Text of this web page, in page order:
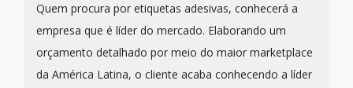
Quem procura por etiquetas adesivas, conhecerá a
empresa que é líder do mercado. Elaborando um
orçamento detalhado por meio do maior marketplace
da América Latina, o cliente acaba conhecendo a líder